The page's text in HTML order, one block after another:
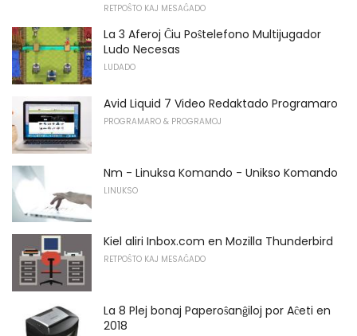
RETPOŜTO KAJ MESAĜADO
La 3 Aferoj Ĉiu Poŝtelefono Multijugador
Ludo Necesas
LUDADO
Avid Liquid 7 Video Redaktado Programaro
PROGRAMARO & PROGRAMOJ
Nm - Linuksa Komando - Unikso Komando
LINUKSO
Kiel aliri Inbox.com en Mozilla Thunderbird
RETPOŜTO KAJ MESAĜADO
La 8 Plej bonaj Paperoŝanĝiloj por Aĉeti en
2018